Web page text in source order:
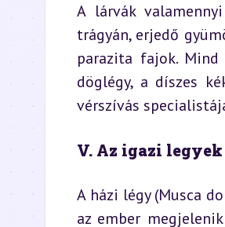
A lárvák
trágyán, erjedő
parazita fajok.
döglégy, a díszes
vérszívás
V. Az igazi
A házi légy (Musca
az ember